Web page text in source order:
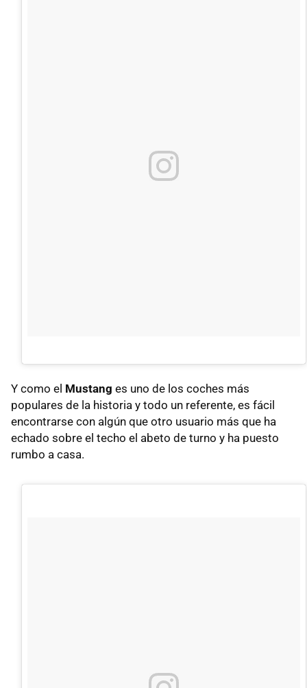
Y como el Mustang es uno de los coches más
populares de la historia y todo un referente, es fácil
encontrarse con algún que otro usuario más que ha
echado sobre el techo el abeto de turno y ha puesto
rumbo a casa.